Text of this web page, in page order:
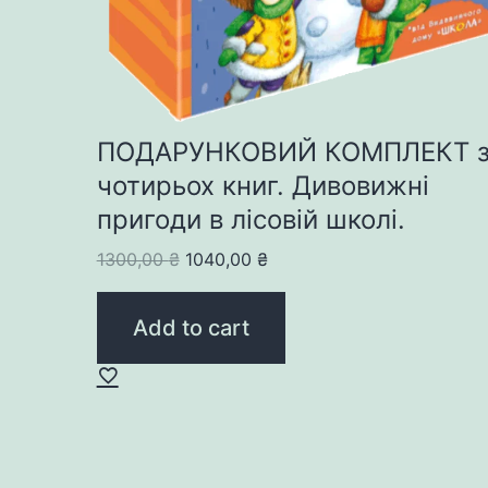
ПОДАРУНКОВИЙ КОМПЛЕКТ
чотирьох книг. Дивовижні
пригоди в лісовій школі.
1300,00₴ Original
price
was:
1040,00 ₴Current
price
Add to cart